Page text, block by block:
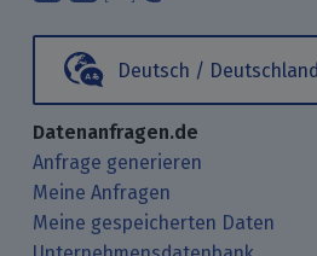
Deutsch / Deutschland
Datenanfragen.de
Anfrage generieren
Meine Anfragen
Meine gespeicherten Daten